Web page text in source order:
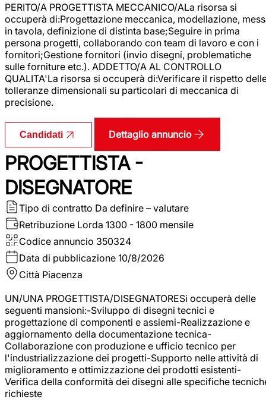
PERITO/A PROGETTISTA MECCANICO/ALa risorsa si
occuperà di:Progettazione meccanica, modellazione,
in tavola, definizione di distinta base;Seguire in prima
persona progetti, collaborando con team di lavoro e con i
fornitori;Gestione fornitori (invio disegni, problematiche
sulle forniture etc.). ADDETTO/A AL CONTROLLO
QUALITA'La risorsa si occuperà di:Verificare il rispetto
tolleranze dimensionali su particolari di meccanica di
precisione.
Candidati Dettaglio annuncio
PROGETTISTA -
DISEGNATORE
Tipo di contratto Da definire – valutare
Retribuzione Lorda 1300 - 1800 mensile
Codice annuncio 350324
Data di pubblicazione 10/8/2026
Città Piacenza
UN/UNA PROGETTISTA/DISEGNATORESi occuperà delle
seguenti mansioni:-Sviluppo di disegni tecnici e
progettazione di componenti e assiemi-Realizzazione e
aggiornamento della documentazione tecnica-
Collaborazione con produzione e ufficio tecnico per
l'industrializzazione dei progetti-Supporto nelle attività di
miglioramento e ottimizzazione dei prodotti esistenti-
Verifica della conformità dei disegni alle specifiche
richieste